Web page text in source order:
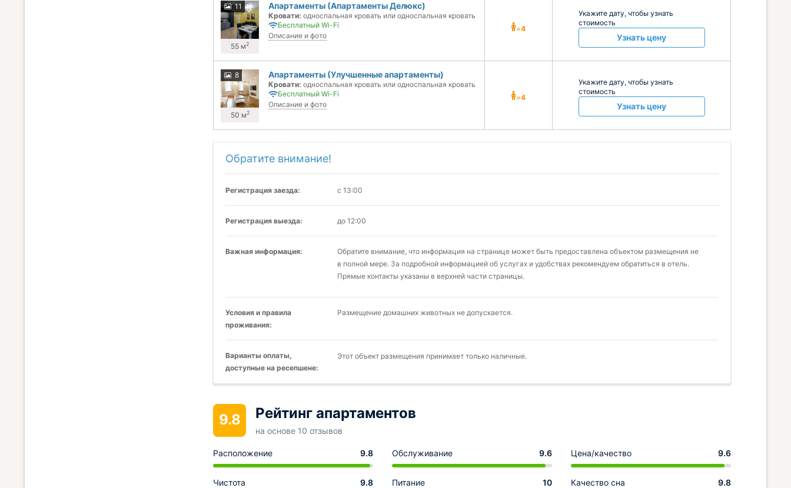
11
55 м2
Апартаменты (Апартаменты Делюкс)
Кровати: односпальная кровать или односпальная кровать
Бесплатный Wi-Fi
Описание и фото
×4
Укажите дату, чтобы узнать
стоимость
Узнать цену
8
50 м2
Апартаменты (Улучшенные апартаменты)
Кровати: односпальная кровать или односпальная кровать
Бесплатный Wi-Fi
Описание и фото
×4
Укажите дату, чтобы узнать
стоимость
Узнать цену
Обратите внимание!
Регистрация заезда: с 13:00
Регистрация выезда: до 12:00
Важная информация:
Обратите внимание, что информация на странице может быть предоставлена объектом размещения не
в полной мере. За подробной информацией об услугах и удобствах рекомендуем обратиться в отель.
Прямые контакты указаны в верхней части страницы.
Условия и правила
проживания:
Размещение домашних животных не допускается.
Варианты оплаты,
доступные на ресепшене:
Этот объект размещения принимает только наличные.
9.8 Рейтинг апартаментов
на основе 10 отзывов
Расположение 9.8 Обслуживание 9.6 Цена/качество 9.6
Чистота 9.8 Питание 10 Качество сна 9.8